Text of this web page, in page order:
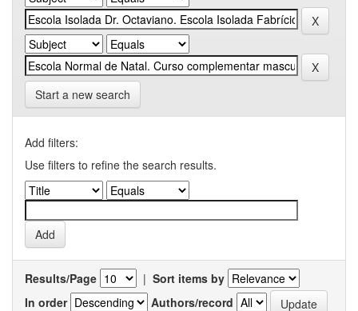
Start a new search
Add filters:
Use filters to refine the search results.
Results/Page | Sort items by
In order
Authors/record